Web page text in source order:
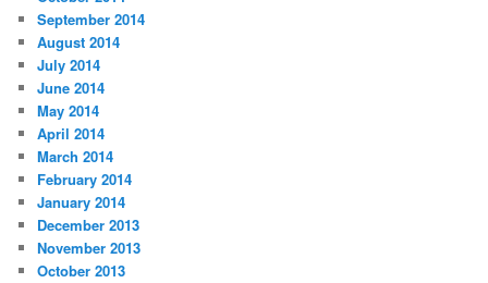
September 2014
August 2014
July 2014
June 2014
May 2014
April 2014
March 2014
February 2014
January 2014
December 2013
November 2013
October 2013